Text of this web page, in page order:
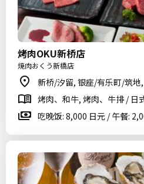
烤肉OKU新桥店
焼肉おくう新橋店
新桥/汐留, 银座/有乐町/筑地
烤肉、和牛, 烤肉、牛排 / 日
吃晚饭: 8,000 日元 / 午餐: